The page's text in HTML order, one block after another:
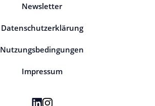
Newsletter
Datenschutzerklärung
Nutzungsbedingungen
Impressum